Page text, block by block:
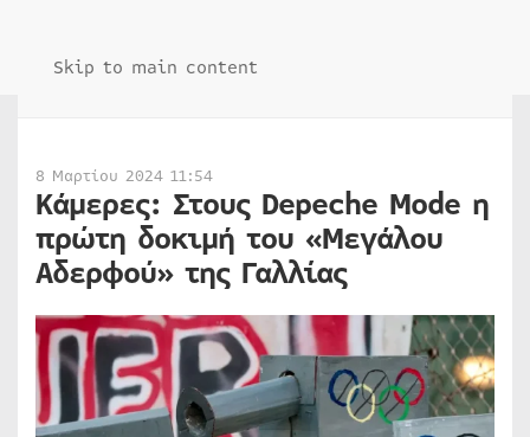
Skip to main content
8 Μαρτίου 2024 11:54
Κάμερες: Στους Depeche Mode η
πρώτη δοκιμή του «Μεγάλου
Αδερφού» της Γαλλίας